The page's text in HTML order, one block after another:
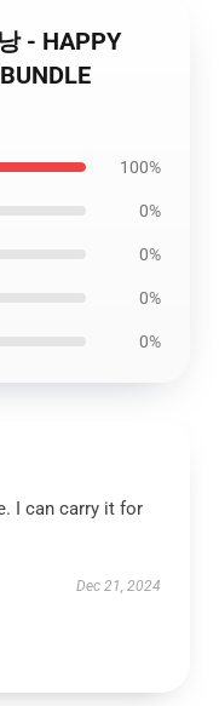
- HAPPY
100%
0%
0%
0%
0%
I can carry it for
Dec 21, 2024